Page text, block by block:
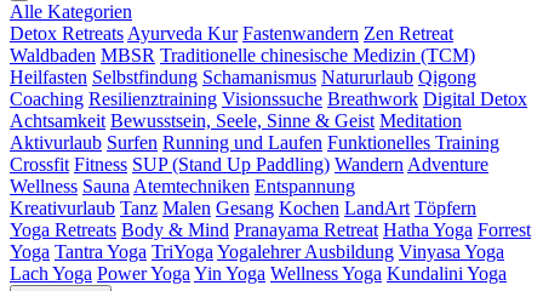
Alle Kategorien
Detox Retreats Ayurveda Kur Fastenwandern Zen Retreat
Waldbaden MBSR Traditionelle chinesische Medizin (TCM)
Heilfasten Selbstfindung Schamanismus Natururlaub Qigong
Coaching Resilienztraining Visionssuche Breathwork Digital Detox
Achtsamkeit Bewusstsein, Seele, Sinne & Geist Meditation
Aktivurlaub Surfen Running und Laufen Funktionelles Training
Crossfit Fitness SUP (Stand Up Paddling) Wandern Adventure
Wellness Sauna Atemtechniken Entspannung
Kreativurlaub Tanz Malen Gesang Kochen LandArt Töpfern
Yoga Retreats Body & Mind Pranayama Retreat Hatha Yoga Forrest
Yoga Tantra Yoga TriYoga Yogalehrer Ausbildung Vinyasa Yoga
Lach Yoga Power Yoga Yin Yoga Wellness Yoga Kundalini Yoga